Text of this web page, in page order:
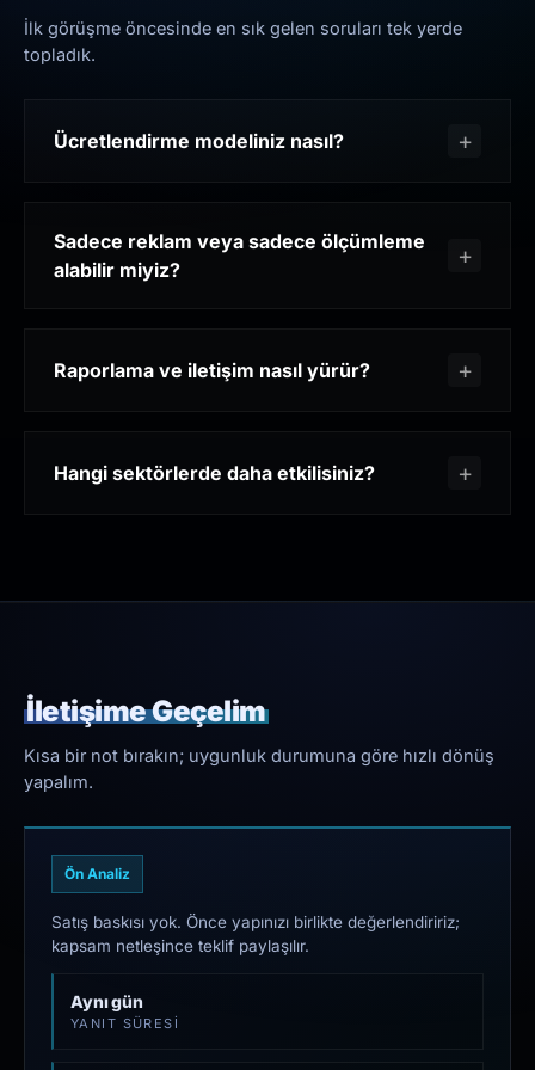
İlk görüşme öncesinde en sık gelen soruları tek yerde
topladık.
Ücretlendirme modeliniz nasıl?
Sadece reklam veya sadece ölçümleme
alabilir miyiz?
Raporlama ve iletişim nasıl yürür?
Hangi sektörlerde daha etkilisiniz?
İletişime Geçelim
Kısa bir not bırakın; uygunluk durumuna göre hızlı dönüş
yapalım.
Ön Analiz
Satış baskısı yok. Önce yapınızı birlikte değerlendiririz;
kapsam netleşince teklif paylaşılır.
Aynı gün
YANIT SÜRESI